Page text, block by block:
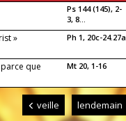
Ps 144 (145), 2-
3, 8...
» Ph 1, 20c-24.27a
que
Mt 20, 1-16
veille lendemain